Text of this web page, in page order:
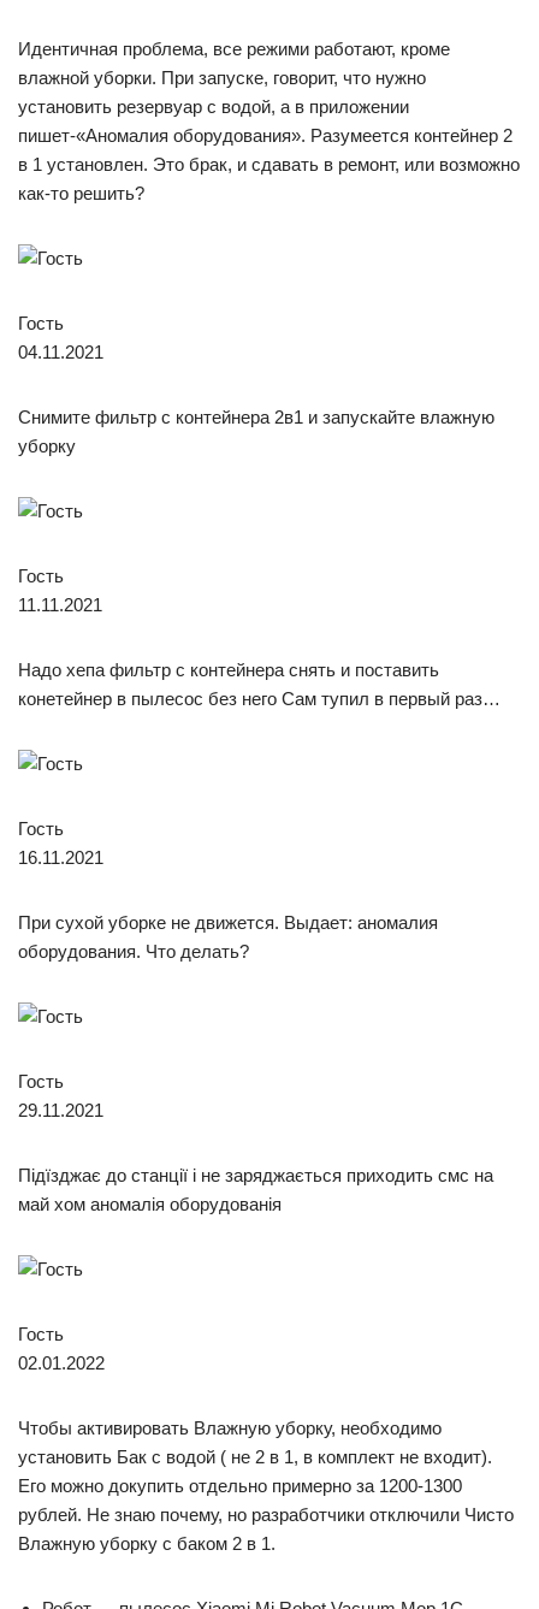
Идентичная проблема, все режими работают, кроме
влажной уборки. При запуске, говорит, что нужно
установить резервуар с водой, а в приложении
пишет-«Аномалия оборудования». Разумеется контейнер 2
в 1 установлен. Это брак, и сдавать в ремонт, или возможно
как-то решить?
Гость
04.11.2021
Снимите фильтр с контейнера 2в1 и запускайте влажную
уборку
Гость
11.11.2021
Надо хепа фильтр с контейнера снять и поставить
конетейнер в пылесос без него Сам тупил в первый раз…
Гость
16.11.2021
При сухой уборке не движется. Выдает: аномалия
оборудования. Что делать?
Гость
29.11.2021
Підїзджає до станції і не заряджається приходить смс на
май хом аномалія оборудованія
Гость
02.01.2022
Чтобы активировать Влажную уборку, необходимо
установить Бак с водой ( не 2 в 1, в комплект не входит).
Его можно докупить отдельно примерно за 1200-1300
рублей. Не знаю почему, но разработчики отключили Чисто
Влажную уборку с баком 2 в 1.